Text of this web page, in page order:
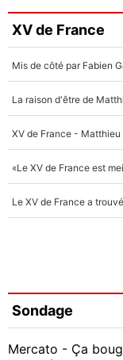
XV de France
Sondage
Mercato - Ça